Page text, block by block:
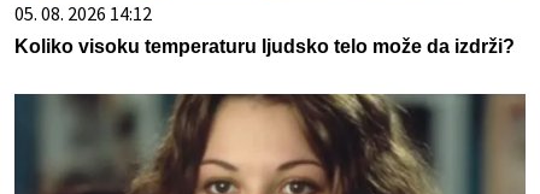
05. 08. 2026 14:12
Koliko visoku temperaturu ljudsko telo može da izdrži?